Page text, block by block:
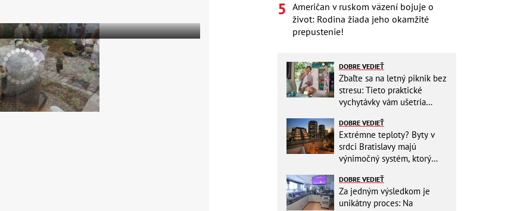
Američan v ruskom väzení bojuje o
život: Rodina žiada jeho okamžité
prepustenie!
DOBRE VEDIEŤ
Zbaľte sa na letný piknik bez
stresu: Tieto praktické
vychytávky vám ušetria
DOBRE VEDIEŤ
Extrémne teploty? Byty v
srdci Bratislavy majú
výnimočný systém, ktorý
DOBRE VEDIEŤ
Za jedným výsledkom je
unikátny proces: Na